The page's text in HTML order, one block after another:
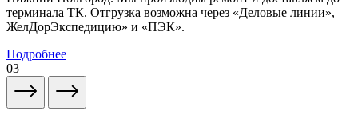
терминала ТК. Отгрузка возможна через «Деловые линии»,
ЖелДорЭкспедицию» и «ПЭК».
Подробнее
03